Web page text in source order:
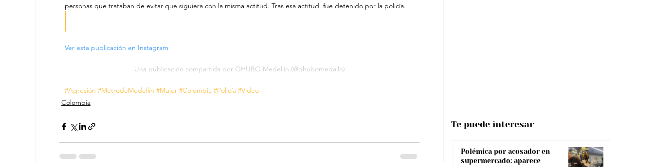
personas que trataban de evitar que siguiera con la misma actitud. Tras esa actitud, fue detenido por la policía.
Ver esta publicación en Instagram
Una publicación compartida por QHUBO Medellín (@qhubomedallo)
#Agresión #MetrodeMedellín #Mujer #Colombia #Policía #Video
Colombia
Polémica por acosador en
supermercado: aparece
Te puede interesar